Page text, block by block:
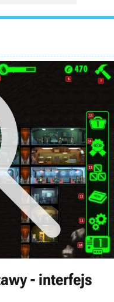
- interfejs